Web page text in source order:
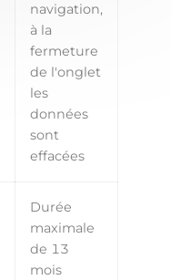
navigation,
à la
fermeture
de l'onglet
les
données
sont
effacées
Durée
maximale
de 13
mois